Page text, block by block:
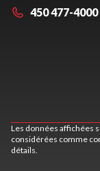
450 477-4000
Les données affichées
considérées comme
détails.